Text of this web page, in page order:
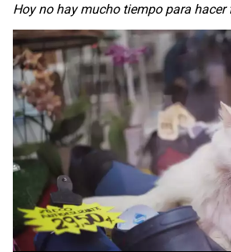
Hoy no hay mucho tiempo para hacer